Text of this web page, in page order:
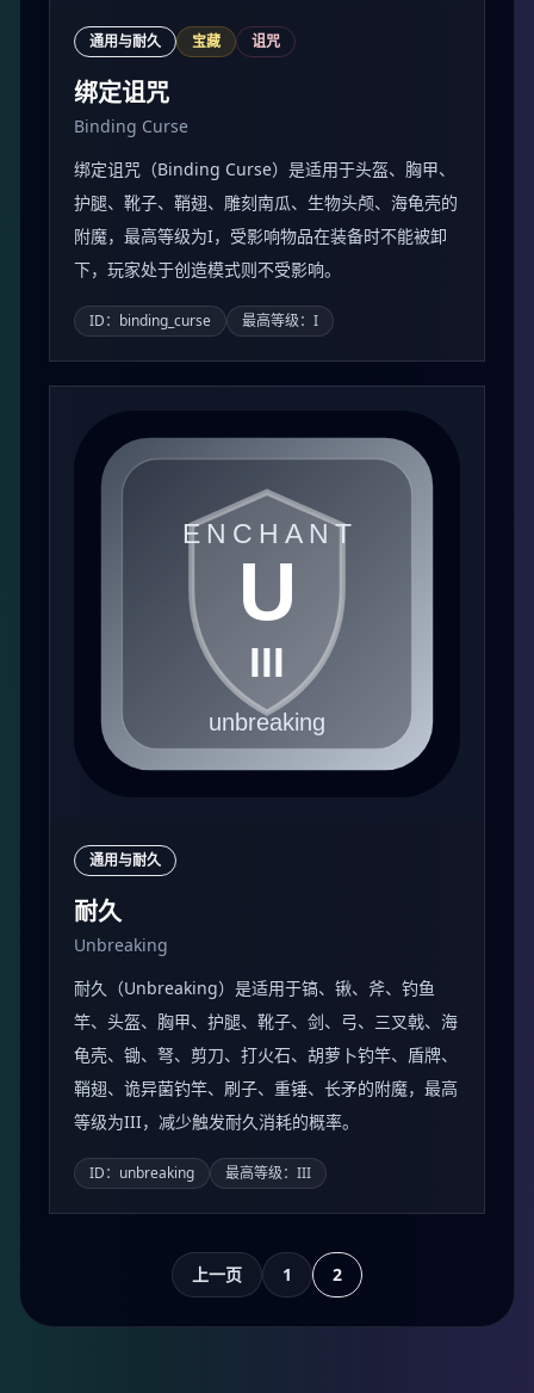
通用与耐久 宝藏 诅咒
绑定诅咒
Binding Curse
绑定诅咒（Binding Curse）是适用于头盔、胸甲、
护腿、靴子、鞘翅、雕刻南瓜、生物头颅、海龟壳的
附魔，最高等级为I，受影响物品在装备时不能被卸
下，玩家处于创造模式则不受影响。
ID：binding_curse 最高等级：I
通用与耐久
耐久
Unbreaking
耐久（Unbreaking）是适用于镐、锹、斧、钓鱼
竿、头盔、胸甲、护腿、靴子、剑、弓、三叉戟、海
龟壳、锄、弩、剪刀、打火石、胡萝卜钓竿、盾牌、
鞘翅、诡异菌钓竿、刷子、重锤、长矛的附魔，最高
等级为III，减少触发耐久消耗的概率。
ID：unbreaking 最高等级：III
上一页 1 2